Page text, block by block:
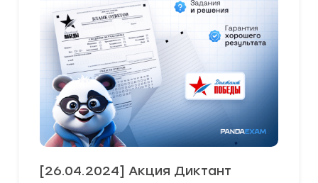
[26.04.2024] Акция Диктант